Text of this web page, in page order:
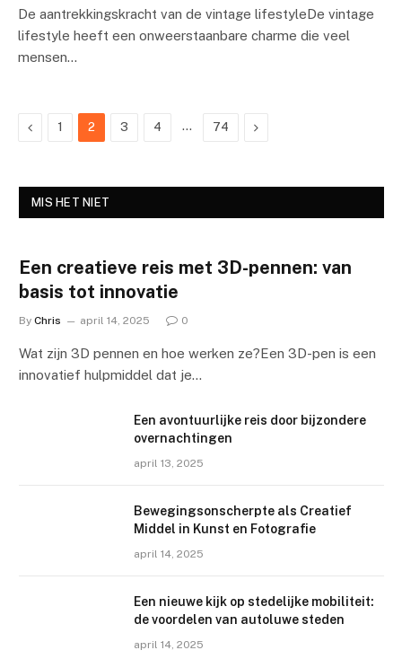
De aantrekkingskracht van de vintage lifestyleDe vintage
lifestyle heeft een onweerstaanbare charme die veel
mensen…
Previous
1 2 3 4 … 74 Next
MIS HET NIET
Een creatieve reis met 3D-pennen: van
basis tot innovatie
By Chris april 14, 2025 0
Wat zijn 3D pennen en hoe werken ze?Een 3D-pen is een
innovatief hulpmiddel dat je…
Een avontuurlijke reis door bijzondere
overnachtingen
april 13, 2025
Bewegingsonscherpte als Creatief
Middel in Kunst en Fotografie
april 14, 2025
Een nieuwe kijk op stedelijke mobiliteit:
de voordelen van autoluwe steden
april 14, 2025